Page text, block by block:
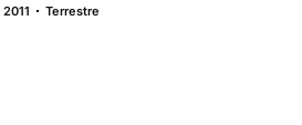
Terrestre